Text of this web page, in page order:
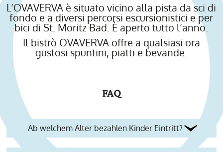
L’OVAVERVA è situato vicino alla pista da sci di
fondo e a diversi percorsi escursionistici e per
bici di St. Moritz Bad. È aperto tutto l’anno.
Il bistrò OVAVERVA offre a qualsiasi ora
gustosi spuntini, piatti e bevande.
FAQ
Ab welchem Alter bezahlen Kinder Eintritt?